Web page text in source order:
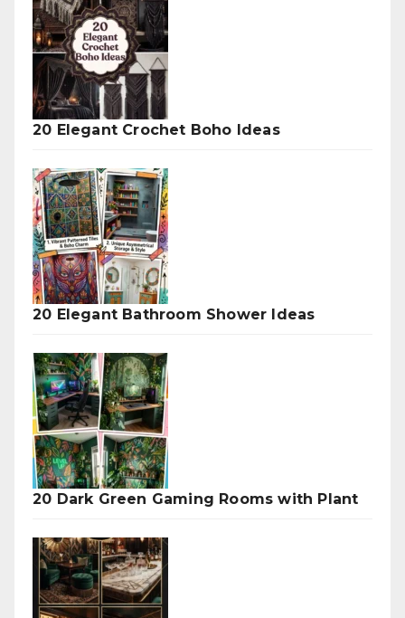
20 Elegant Crochet Boho Ideas
20 Elegant Bathroom Shower Ideas
20 Dark Green Gaming Rooms with Plant